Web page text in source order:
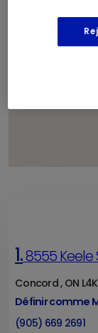
1.8555 Keele
Concord , ON L4K
Définir comme
(905) 669 2691